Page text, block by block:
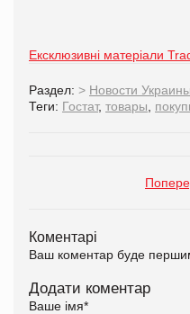
Ексклюзивні матеріали
Раздел: > Новости Украины
Теги: Гостат, товары
Коментарі
Ваш коментар буде
Додати коментар
Ваше імя*